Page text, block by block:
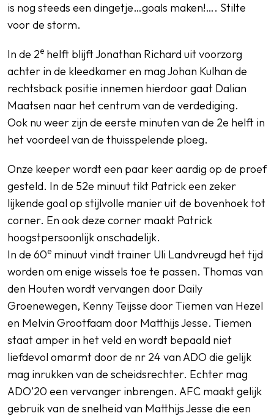
is nog steeds een dingetje…goals maken!…. Stilte
voor de storm.
In de 2e helft blijft Jonathan Richard uit voorzorg
achter in de kleedkamer en mag Johan Kulhan de
rechtsback positie innemen hierdoor gaat Dalian
Maatsen naar het centrum van de verdediging.
Ook nu weer zijn de eerste minuten van de 2e helft in
het voordeel van de thuisspelende ploeg.
Onze keeper wordt een paar keer aardig op de proef
gesteld. In de 52e minuut tikt Patrick een zeker
lijkende goal op stijlvolle manier uit de bovenhoek tot
corner. En ook deze corner maakt Patrick
hoogstpersoonlijk onschadelijk.
In de 60e minuut vindt trainer Uli Landvreugd het tijd
worden om enige wissels toe te passen. Thomas van
den Houten wordt vervangen door Daily
Groenewegen, Kenny Teijsse door Tiemen van Hezel
en Melvin Grootfaam door Matthijs Jesse. Tiemen
staat amper in het veld en wordt bepaald niet
liefdevol omarmt door de nr 24 van ADO die gelijk
mag inrukken van de scheidsrechter. Echter mag
ADO’20 een vervanger inbrengen. AFC maakt gelijk
gebruik van de snelheid van Matthijs Jesse die een